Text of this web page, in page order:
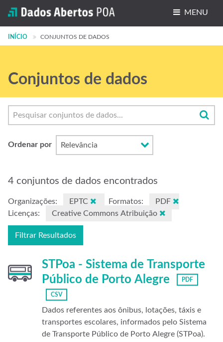
MENU
Conjuntos de dados
Grupos
Sobre
INÍCIO CONJUNTOS DE DADOS
Conjuntos de dados
Ordenar por
4 conjuntos de dados encontrados
Organizações: EPTC Formatos:
PDF
Licenças:
Creative Commons Atribuição
Filtrar Resultados
STPoa - Sistema de Transporte
Público de Porto Alegre
PDF
CSV
Dados referentes aos ônibus, lotações, táxis e
transportes escolares, informados pelo Sistema
de Transporte Público de Porto Alegre (STPoa).